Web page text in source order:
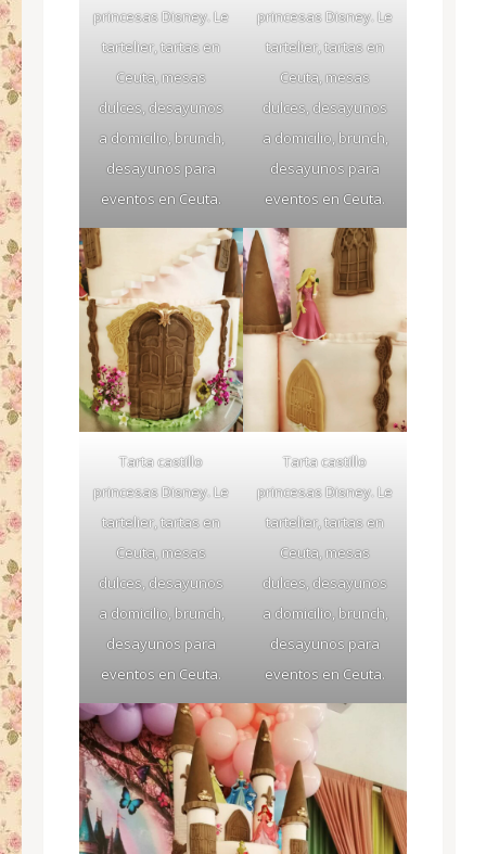
princesas Disney. Le
tartelier, tartas en
Ceuta, mesas
dulces, desayunos
a domicilio, brunch,
desayunos para
eventos en Ceuta.
princesas Disney. Le
tartelier, tartas en
Ceuta, mesas
dulces, desayunos
a domicilio, brunch,
desayunos para
eventos en Ceuta.
Tarta castillo
princesas Disney. Le
tartelier, tartas en
Ceuta, mesas
dulces, desayunos
a domicilio, brunch,
desayunos para
eventos en Ceuta.
Tarta castillo
princesas Disney. Le
tartelier, tartas en
Ceuta, mesas
dulces, desayunos
a domicilio, brunch,
desayunos para
eventos en Ceuta.